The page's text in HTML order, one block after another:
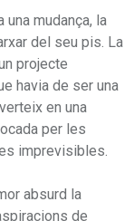
una mudança, la
del seu pis. La
projecte
havia de ser una
en una
per les
imprevisibles.
absurd la
de